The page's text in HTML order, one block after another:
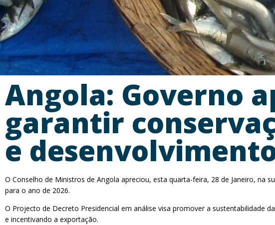
Angola: Governo
garantir
e
O Conselho de Ministros de Angola apreciou, esta quarta-feira, 28 de Janeiro, na
para o ano de 2026.
O Projecto de Decreto Presidencial em análise visa promover a sustentabilidade
e incentivando a exportação.